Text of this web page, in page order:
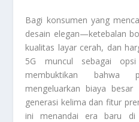
Bagi konsumen yang
desain elegan—ketebalan
kualitas layar cerah, dan
5G muncul sebagai
membuktikan bahwa
mengeluarkan biaya
generasi kelima dan fitur
ini menandai era baru di